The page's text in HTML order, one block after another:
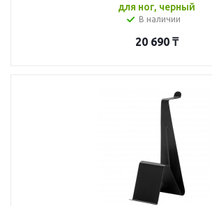
для ног, черный
В наличии
20 690₸